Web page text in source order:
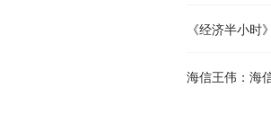
海信王伟：海